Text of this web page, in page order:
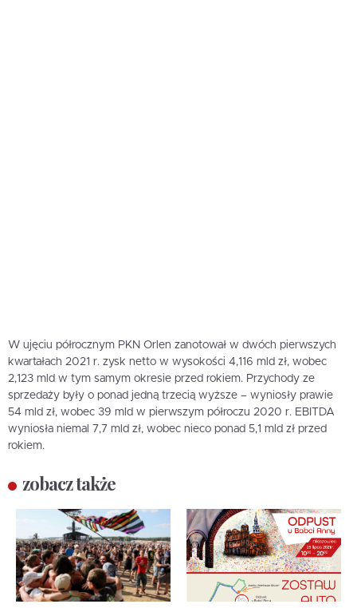
W ujęciu półrocznym PKN Orlen zanotował w dwóch pierwszych
kwartałach 2021 r. zysk netto w wysokości 4,116 mld zł, wobec
2,123 mld w tym samym okresie przed rokiem. Przychody ze
sprzedaży były o ponad jedną trzecią wyższe – wyniosły prawie
54 mld zł, wobec 39 mld w pierwszym półroczu 2020 r. EBITDA
wyniosła niemal 7,7 mld zł, wobec nieco ponad 5,1 mld zł przed
rokiem.
zobacz także